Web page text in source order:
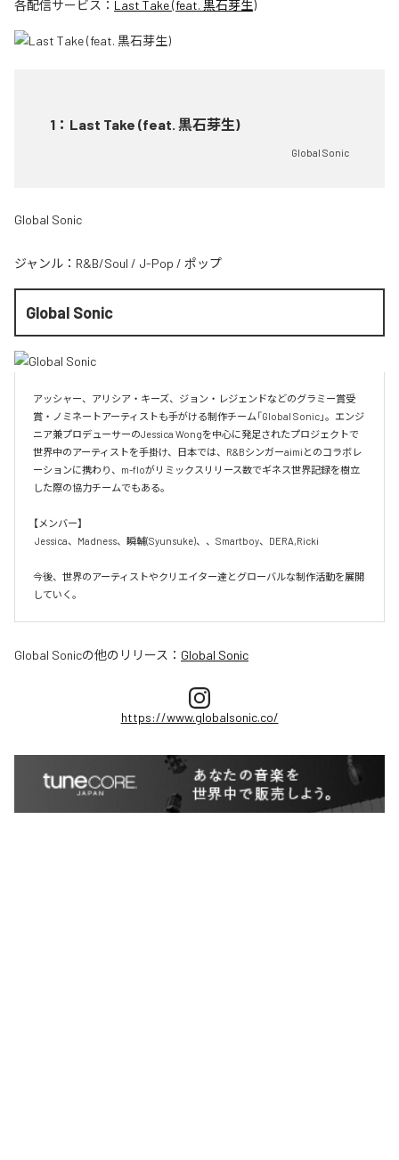
各配信サービス： Last Take (feat. 黒石芽生)
1 ： Last Take (feat. 黒石芽生)
Global Sonic
Global Sonic
ジャンル： R&B/Soul / J-Pop / ポップ
Global Sonic
アッシャー、アリシア・キーズ、ジョン・レジェンドなどのグラミー賞受
賞・ノミネートアーティストも手がける制作チーム「Global Sonic」。エンジ
ニア兼プロデューサーのJessica Wongを中心に発足されたプロジェクトで
世界中のアーティストを手掛け、日本では、R&Bシンガーaimiとのコラボレ
ーションに携わり、m-floがリミックスリリース数でギネス世界記録を樹立
した際の協力チームでもある。
【メンバー】
今後、世界のアーティストやクリエイター達とグローバルな制作活動を展開
していく。
Global Sonicの他のリリース： Global Sonic
https://www.globalsonic.co/